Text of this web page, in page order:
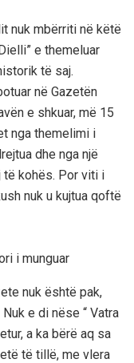
nuk mbërriti në këtë
e themeluar
të saj.
në Gazetën
e shkuar, më 15
nga themelimi i
dhe nga një
të kohës. Por viti i
nuk u kujtua qoftë
i munguar
nuk është pak,
e di nëse “ Vatra
a ka bërë aq sa
të tillë, me vlera